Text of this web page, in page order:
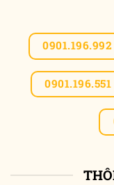
0901.196.992
0901.196.551